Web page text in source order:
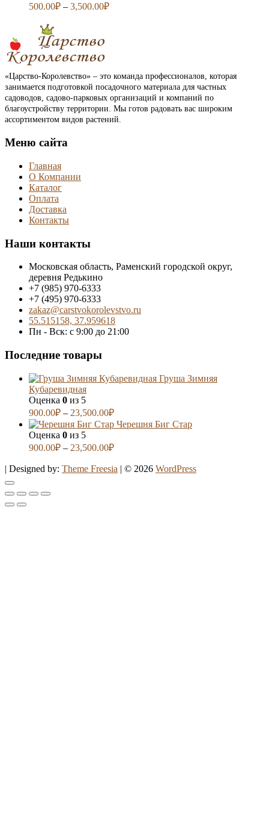
500.00₽ – 3,500.00₽
«Царство-Королевство» – это команда профессионалов, которая
занимается подготовкой посадочного материала для частных
садоводов, садово-парковых организаций и компаний по
благоустройству территории. Мы готов радовать вас широким
ассортиментом видов растений.
Меню сайта
Главная
О Компании
Каталог
Оплата
Доставка
Контакты
Наши контакты
Московская область, Раменский городской округ,
деревня Редькино
+7 (985) 970-6333
+7 (495) 970-6333
zakaz@carstvokorolevstvo.ru
55.515158, 37.959618
Пн - Вск: с 9:00 до 21:00
Последние товары
Груша Зимняя
Кубаревидная
Оценка 0 из 5
900.00₽ – 23,500.00₽
Черешня Биг Стар
Оценка 0 из 5
900.00₽ – 23,500.00₽
| Designed by: Theme Freesia | © 2026 WordPress
Go
to
top